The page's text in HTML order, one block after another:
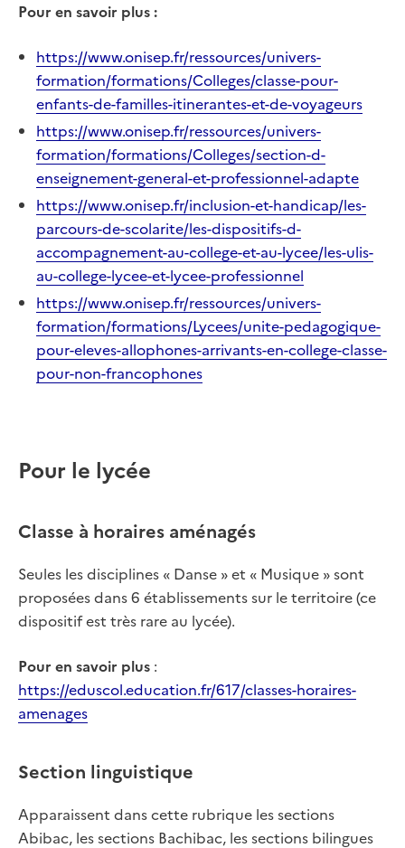
Pour en savoir plus :
https://www.onisep.fr/ressources/univers-
formation/formations/Colleges/classe-pour-
enfants-de-familles-itinerantes-et-de-voyageurs
https://www.onisep.fr/ressources/univers-
formation/formations/Colleges/section-d-
enseignement-general-et-professionnel-adapte
https://www.onisep.fr/inclusion-et-handicap/les-
parcours-de-scolarite/les-dispositifs-d-
accompagnement-au-college-et-au-lycee/les-ulis-
au-college-lycee-et-lycee-professionnel
https://www.onisep.fr/ressources/univers-
formation/formations/Lycees/unite-pedagogique-
pour-eleves-allophones-arrivants-en-college-classe-
pour-non-francophones
Pour le lycée
Classe à horaires aménagés
Seules les disciplines « Danse » et « Musique » sont
proposées dans 6 établissements sur le territoire (ce
dispositif est très rare au lycée).
Pour en savoir plus :
https://eduscol.education.fr/617/classes-horaires-
amenages
Section linguistique
Apparaissent dans cette rubrique les sections
Abibac, les sections Bachibac, les sections bilingues